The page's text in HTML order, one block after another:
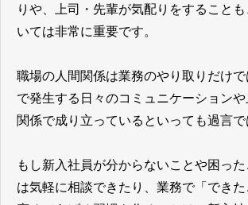
りや、上司・先輩が気配りをすること
いては非常に重要です。
職場の人間関係は業務のやり取りだけ
で発生する日々のコミュニケーション
関係で成り立っているといっても過言で
もし新入社員が分からないことや困っ
は気軽に相談できたり、業務で「でき